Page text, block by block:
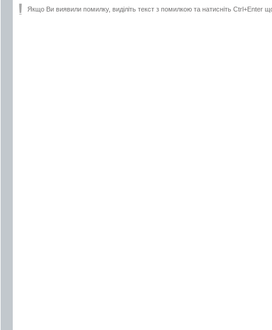
Якщо Ви виявили помилку, виділіть текст з помилкою та натисніть Ctrl+Enter